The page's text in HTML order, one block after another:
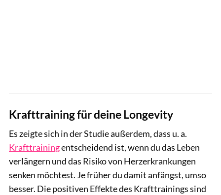
Krafttraining für deine Longevity
Es zeigte sich in der Studie außerdem, dass u. a.
Krafttrainingentscheidend ist, wenn du das Leben
verlängern und das Risiko von Herzerkrankungen
senken möchtest. Je früher du damit anfängst, umso
besser. Die positiven Effekte des Krafttrainings sind